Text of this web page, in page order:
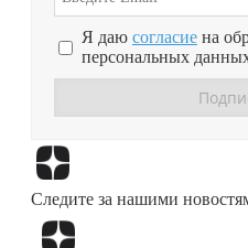
Я даю согласие на
персональных
Следите за нашими